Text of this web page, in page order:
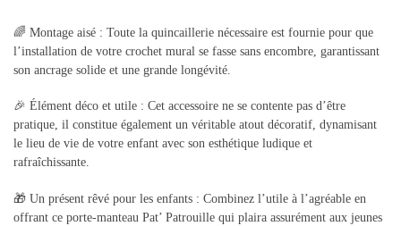
🌈 Montage aisé : Toute la quincaillerie nécessaire est fournie pour que
l’installation de votre crochet mural se fasse sans encombre, garantissant
son ancrage solide et une grande longévité.
🎉 Élément déco et utile : Cet accessoire ne se contente pas d’être
pratique, il constitue également un véritable atout décoratif, dynamisant
le lieu de vie de votre enfant avec son esthétique ludique et
rafraîchissante.
🎁 Un présent rêvé pour les enfants : Combinez l’utile à l’agréable en
offrant ce porte-manteau Pat’ Patrouille qui plaira assurément aux jeunes